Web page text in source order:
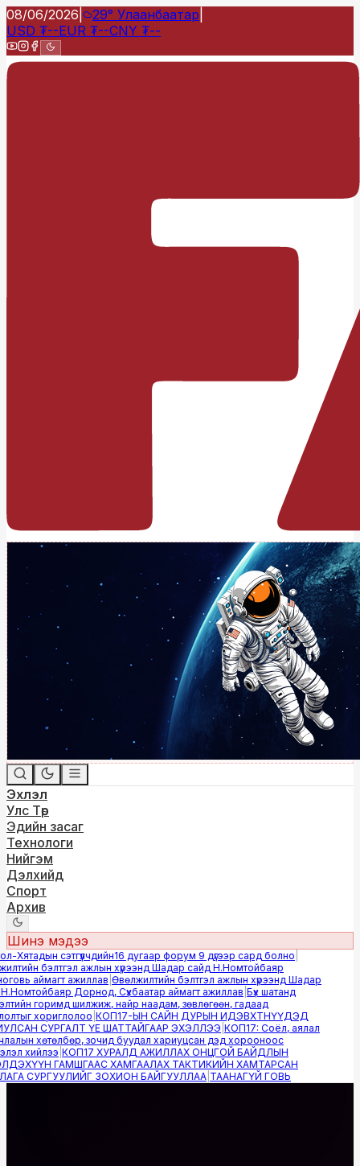
08/06/2026 29° Улаанбаатар
USD ₮--EUR ₮--CNY ₮--
Эхлэл
Улс Төр
Эдийн засаг
Технологи
Нийгэм
Дэлхийд
Спорт
Архив
Шинэ мэдээ
сэтгүүлчдийн16 дугаар форум 9 дүгээр сард болно|
бэлтгэл ажлын хүрээнд Шадар сайд Н.Номтойбаяр
аймагт ажиллав|Өвөлжилтийн бэлтгэл ажлын хүрээнд Шадар
Дорнод, Сүхбаатар аймагт ажиллав|Бүх шатанд
горимд шилжиж, найр наадам, зөвлөгөөн, гадаад
хориглолоо|КОП17-ЫН САЙН ДУРЫН ИДЭВХТНҮҮДЭД
СУРГАЛТ ҮЕ ШАТТАЙГААР ЭХЭЛЛЭЭ|КОП17: Соёл, аялал
хөтөлбөр, зочид буудал хариуцсан дэд хорооноос
хийлээ|КОП17 ХУРАЛД АЖИЛЛАХ ОНЦГОЙ БАЙДЛЫН
ГАМШГААС ХАМГААЛАХ ТАКТИКИЙН ХАМТАРСАН
СУРГУУЛИЙГ ЗОХИОН БАЙГУУЛЛАА|ТААНАГҮЙ ГОВЬ